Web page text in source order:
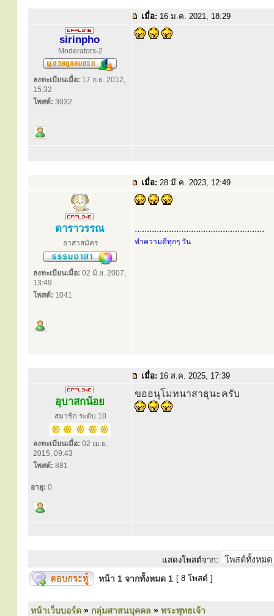
เมื่อ: 16 ม.ค. 2021, 18:29
sirinpho
Moderators-2
ลงทะเบียนเมื่อ: 17 ก.ย. 2012,
15:32
โพสต์: 3032
เมื่อ: 28 มี.ค. 2023, 12:49
ดาราวรรณ
อาสาสมัคร
ลงทะเบียนเมื่อ: 02 มิ.ย. 2007,
13:49
โพสต์: 1041
.....................................................
ทำความดีทุกๆ วัน
เมื่อ: 16 ส.ค. 2025, 17:39
อุบาสกน้อย
สมาชิก ระดับ 10
ลงทะเบียนเมื่อ: 02 เม.ย.
2015, 09:43
โพสต์: 881
อายุ: 0
ขออนุโมทนาสาธุนะครับ
แสดงโพสต์จาก:
หน้า 1 จากทั้งหมด 1 [ 8 โพสต์ ]
หน้าเว็บบอร์ด » กลุ่มศาสนบุคคล » พระพุทธเจ้า